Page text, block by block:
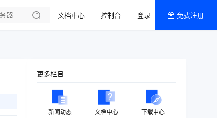
美国高防2区[推荐]
文档中心 控制台 登录 免费注册
更多栏目
新闻动态 文档中心 下载中心